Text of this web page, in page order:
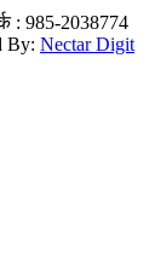
: 985-2038774
By: Nectar Digit